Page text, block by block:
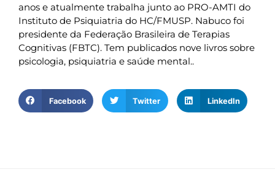
anos e atualmente trabalha junto ao PRO-AMTI do
Instituto de Psiquiatria do HC/FMUSP. Nabuco foi
presidente da Federação Brasileira de Terapias
Cognitivas (FBTC). Tem publicados nove livros sobre
psicologia, psiquiatria e saúde mental..
Facebook Twitter LinkedIn